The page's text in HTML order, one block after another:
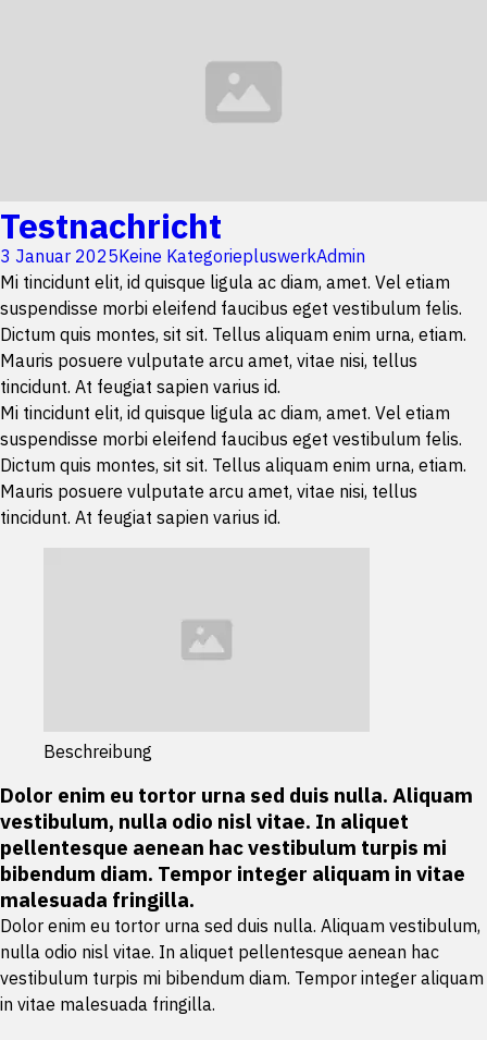
Testnachricht
3 Januar 2025Keine KategoriepluswerkAdmin
Mi tincidunt elit, id quisque ligula ac diam, amet. Vel etiam
suspendisse morbi eleifend faucibus eget vestibulum felis.
Dictum quis montes, sit sit. Tellus aliquam enim urna, etiam.
Mauris posuere vulputate arcu amet, vitae nisi, tellus
tincidunt. At feugiat sapien varius id.
Mi tincidunt elit, id quisque ligula ac diam, amet. Vel etiam
suspendisse morbi eleifend faucibus eget vestibulum felis.
Dictum quis montes, sit sit. Tellus aliquam enim urna, etiam.
Mauris posuere vulputate arcu amet, vitae nisi, tellus
tincidunt. At feugiat sapien varius id.
Beschreibung
Dolor enim eu tortor urna sed duis nulla. Aliquam
vestibulum, nulla odio nisl vitae. In aliquet
pellentesque aenean hac vestibulum turpis mi
bibendum diam. Tempor integer aliquam in vitae
malesuada fringilla.
Dolor enim eu tortor urna sed duis nulla. Aliquam vestibulum,
nulla odio nisl vitae. In aliquet pellentesque aenean hac
vestibulum turpis mi bibendum diam. Tempor integer aliquam
in vitae malesuada fringilla.